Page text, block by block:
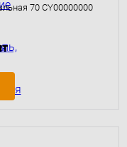
70 CY00000000